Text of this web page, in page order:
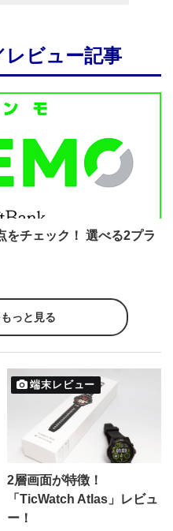
レビュー記事
をチェック！ 選べる2プラ
っと見る
端末レビュー
2層画面が特徴！
「TicWatch Atlas」レビュ
ー！